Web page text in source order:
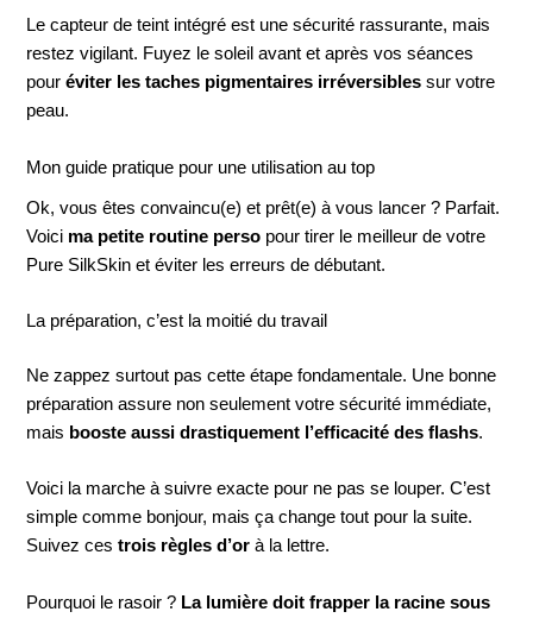
Le capteur de teint intégré est une sécurité rassurante, mais
restez vigilant. Fuyez le soleil avant et après vos séances
pouréviter les taches pigmentaires irréversibles sur votre
peau.
Mon guide pratique pour une utilisation au top
Ok, vous êtes convaincu(e) et prêt(e) à vous lancer ? Parfait.
Voici ma petite routine perso pour tirer le meilleur de votre
Pure SilkSkin et éviter les erreurs de débutant.
La préparation, c’est la moitié du travail
Ne zappez surtout pas cette étape fondamentale. Une bonne
préparation assure non seulement votre sécurité immédiate,
mais booste aussi drastiquement l’efficacité des flashs.
Voici la marche à suivre exacte pour ne pas se louper. C’est
simple comme bonjour, mais ça change tout pour la suite.
Suivez cestrois règles d’or à la lettre.
Pourquoi le rasoir ? La lumière doit frapper la racine sous